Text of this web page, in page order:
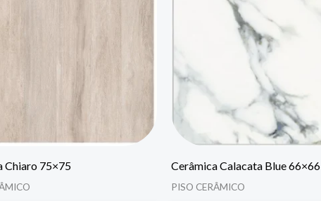
Chiaro 75×75 Cerâmica Calacata Blue 66×66
PISO CERÂMICO